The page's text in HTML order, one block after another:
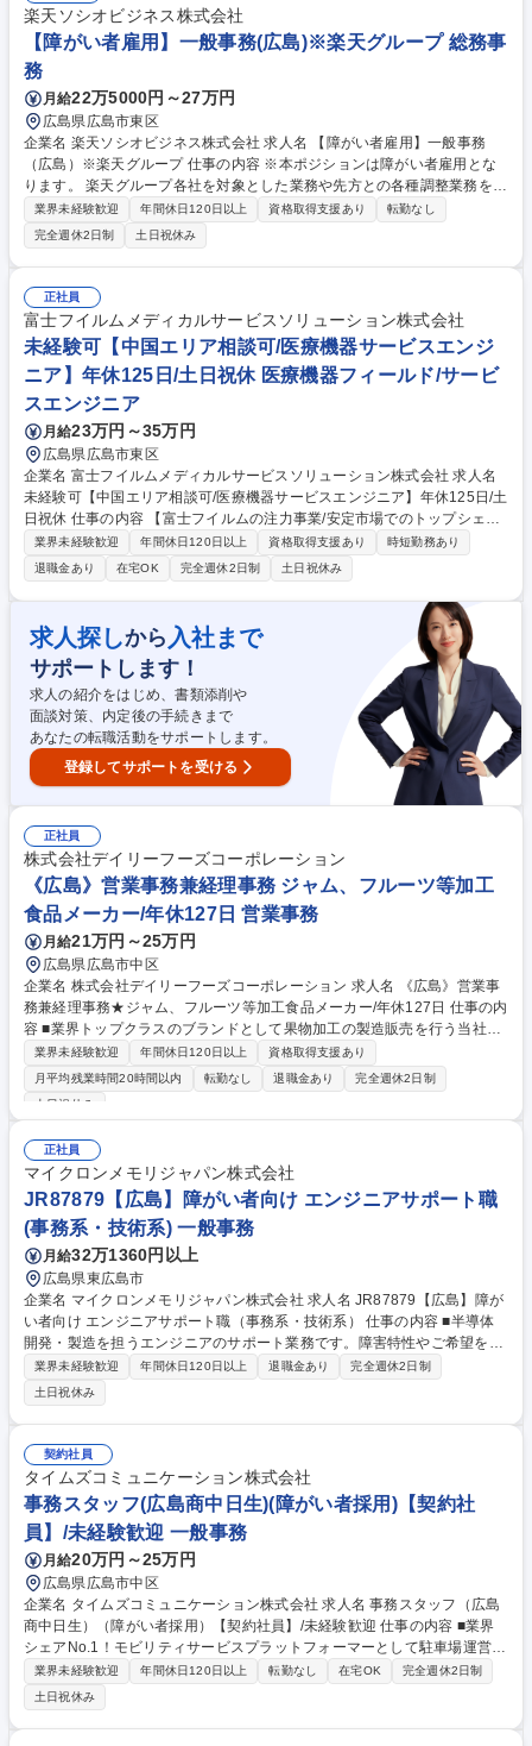
行支援■地域団体（DMO/地域商社/スポーツコミッション等）の立ち上げ/
運営支援■シティプロモーションや地域ブランディングの企画・実行支援
等 募集職種 広島【地域産業振興・再生支援アドバイザリー】地域現場で
のハンズオン支援
楽天ソシオビジネス株式会社
【障がい者雇用】一般事務(広島)※楽天グループ 総務事
務
月給22万5000円～27万円
広島県広島市東区
企業名 楽天ソシオビジネス株式会社 求人名 【障がい者雇用】一般事務
（広島）※楽天グループ 仕事の内容 ※本ポジションは障がい者雇用とな
ります。 楽天グループ各社を対象とした業務や先方との各種調整業務をご
担当頂きます。 【詳細】■総務関連業務■人事労務、教育研修関連業務■経
理事務（決済代行、立替金処理など）■サービス運用関連業務（楽天が展
開するサービスの運用、情報精査、審査、メルマガ制作など）■発送・PD
F化・印刷関連業務（キャンペーン運営事務局対応、補助、物品の梱包、
発送など） ※上記の業務のうちいずれかをご担当いただきます。※仕事内
容は障がいの状況により相談に応じます。 ※変更範囲:当社業務全般 募集
職種 【障がい者雇用】一般事務（広島）※楽天グループ
業界未経験歓迎 年間休日120日以上 資格取得支援あり
転勤なし
完全週休2日制
土日祝休み
正社員
富士フイルムメディカルサービスソリューション株式会社
未経験可【中国エリア相談可/医療機器サービスエンジ
ニア】年休125日/土日祝休 医療機器フィールド/サービ
スエンジニア
月給23万円～35万円
広島県広島市東区
企業名 富士フイルムメディカルサービスソリューション株式会社 求人名
未経験可【中国エリア相談可/医療機器サービスエンジニア】年休125日/土
日祝休 仕事の内容 【富士フイルムの注力事業/安定市場でのトップシェア
として拡大中】 医療機関に訪問し、機器の導入、取扱説明、修理、定期点
検や、保守契約更新などを行います。(対象機器:X線画像診断装置、マンモ
グラフィなど) 【詳細】出社して顧客訪問の準備や計画を行い、クリニッ
クのお昼休憩や夕方の診療後の時間に合わせて訪問。点検や修理対応を行
います。お客様に合わせて保守契約の提案もします。お客様希望により設
置などの業務は土日に対応する事がございます。社用車貸与あり、状況に
よっては直行直帰も可能です。 【魅力】X線診断装置や医療ITシステム等
の幅広い製品があり、デジタル化が進む医療業界で幅広いスキルを習得可
能です。 募集職種 未経験可【中国エリア相談可/医療機器サービスエンジ
ニア】年休125日/土日祝休
業界未経験歓迎 年間休日120日以上 資格取得支援あり
時短勤務あり
退職金あり
在宅OK 完全週休2日制 土日祝休み
求人探しから 入社まで
サポートします！
求人の紹介をはじめ、書類添削や
面談対策、内定後の手続きまで
あなたの転職活動をサポートします。
登録してサポートを受ける
正社員
株式会社デイリーフーズコーポレーション
《広島》営業事務兼経理事務 ジャム、フルーツ等加工
食品メーカー/年休127日 営業事務
月給21万円～25万円
広島県広島市中区
企業名 株式会社デイリーフーズコーポレーション 求人名 《広島》営業事
務兼経理事務★ジャム、フルーツ等加工食品メーカー/年休127日 仕事の内
容 ■業界トップクラスのブランドとして果物加工の製造販売を行う当社に
て製造メーカー、卸問屋、量販店、小売店等への販売および仕入業務の営
業補助。その経理事務をお任せ致します。 募集職種 《広島》営業事務兼
経理事務★ジャム、フルーツ等加工食品メーカー/年休127日
業界未経験歓迎 年間休日120日以上
資格取得支援あり
月平均残業時間20時間以内
転勤なし 退職金あり
完全週休2日制
土日祝休み
正社員
マイクロンメモリジャパン株式会社
JR87879【広島】障がい者向け エンジニアサポート職
(事務系・技術系) 一般事務
月給32万1360円以上
広島県東広島市
企業名 マイクロンメモリジャパン株式会社 求人名 JR87879【広島】障が
い者向け エンジニアサポート職（事務系・技術系） 仕事の内容 ■半導体
開発・製造を担うエンジニアのサポート業務です。障害特性やご希望を考
慮し、データ集計やマニュアル改訂、部品発注、クリーンルーム内での装
置点検などの中からいくつかの業務をお任せします。 【詳細】■庶務業
務、データ集計、資料作成 ■定期的なマニュアルの見直しや改訂作業 ■部
品の登録や発注のサポート ■コスト管理のサポート ■作業記録の確認と入
力業務 ■クリーンルーム内での装置の点検業務 など ※社内外の関係者と
電話やメールを用いて円滑に業務を進めていただきます(聴覚に障がいが
ある方への支援・配慮も行っております)。詳細は面接時にお伝えしま
す。 募集職種 JR87879【広島】障がい者向け エンジニアサポート職（事
務系・技術系）
業界未経験歓迎 年間休日120日以上 退職金あり
完全週休2日制
土日祝休み
契約社員
タイムズコミュニケーション株式会社
事務スタッフ(広島商中日生)(障がい者採用)【契約社
員】/未経験歓迎 一般事務
月給20万円～25万円
広島県広島市中区
企業名 タイムズコミュニケーション株式会社 求人名 事務スタッフ（広島
商中日生）（障がい者採用）【契約社員】/未経験歓迎 仕事の内容 ■業界
シェアNo.1！モビリティサービスプラットフォーマーとして駐車場運営に
加えてカーシェアリング・キャッシュレス決済等様々な事業を展開する当
社にて、ご経験や適性に合わせて事務業務を中心にお任せします。 【業務
例】◎書類の作成や管理。会議の議事録や各種資料の作成・管理 ◎データ
入力、集計、分析 ◎電話や来客の応対、スケジュール管理 ◎消耗品や事
業界未経験歓迎 年間休日120日以上 転勤なし 在宅OK
完全週休2日制
土日祝休み